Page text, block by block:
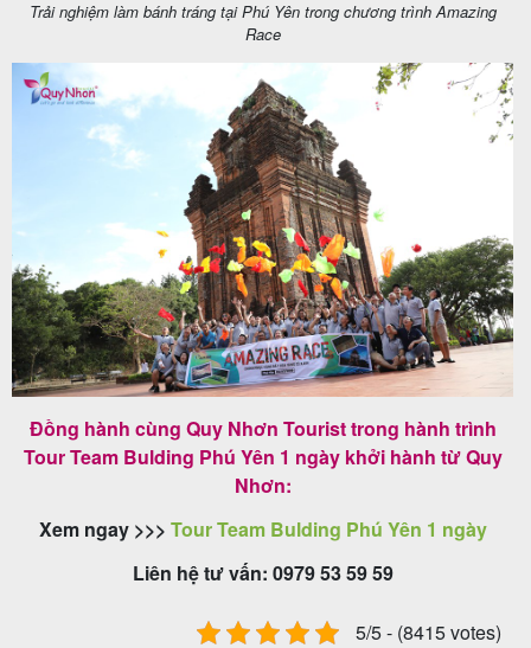
Trải nghiệm làm bánh tráng tại Phú Yên trong chương trình Amazing
Race
Đồng hành cùng Quy Nhơn Tourist trong hành trình
Tour Team Bulding Phú Yên 1 ngày khởi hành từ Quy
Nhơn:
Xem ngay >>> Tour Team Bulding Phú Yên 1 ngày
Liên hệ tư vấn: 0979 53 59 59
5/5 - (8415 votes)